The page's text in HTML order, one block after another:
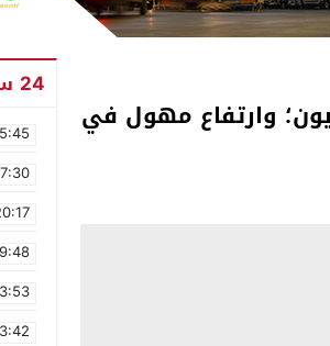
وارتفاع مهول في
24 ساعة